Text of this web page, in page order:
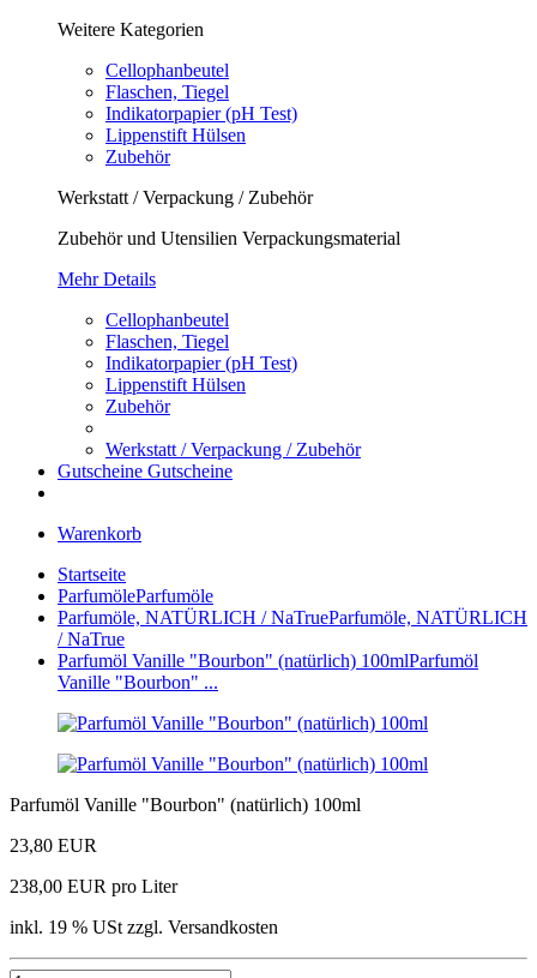
Weitere Kategorien
Cellophanbeutel
Flaschen, Tiegel
Indikatorpapier (pH Test)
Lippenstift Hülsen
Zubehör
Werkstatt / Verpackung / Zubehör
Zubehör und Utensilien Verpackungsmaterial
Mehr Details
Cellophanbeutel
Flaschen, Tiegel
Indikatorpapier (pH Test)
Lippenstift Hülsen
Zubehör
Werkstatt / Verpackung / Zubehör
Gutscheine Gutscheine
Warenkorb
Startseite
ParfumöleParfumöle
Parfumöle, NATÜRLICH / NaTrueParfumöle, NATÜRLICH
/ NaTrue
Parfumöl Vanille "Bourbon" (natürlich) 100mlParfumöl
Vanille "Bourbon" ...
Parfumöl Vanille "Bourbon" (natürlich) 100ml
23,80 EUR
238,00 EUR pro Liter
inkl. 19 % USt zzgl. Versandkosten